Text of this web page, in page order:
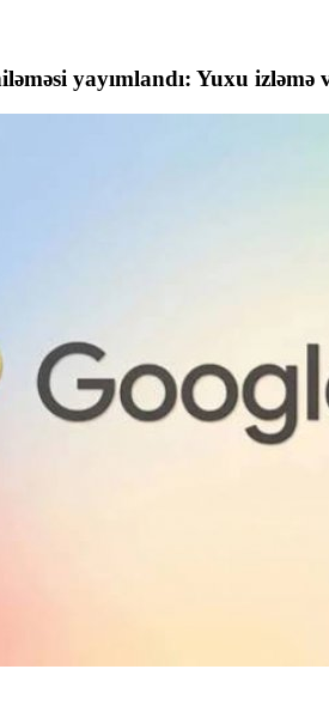
yayımlandı: Yuxu